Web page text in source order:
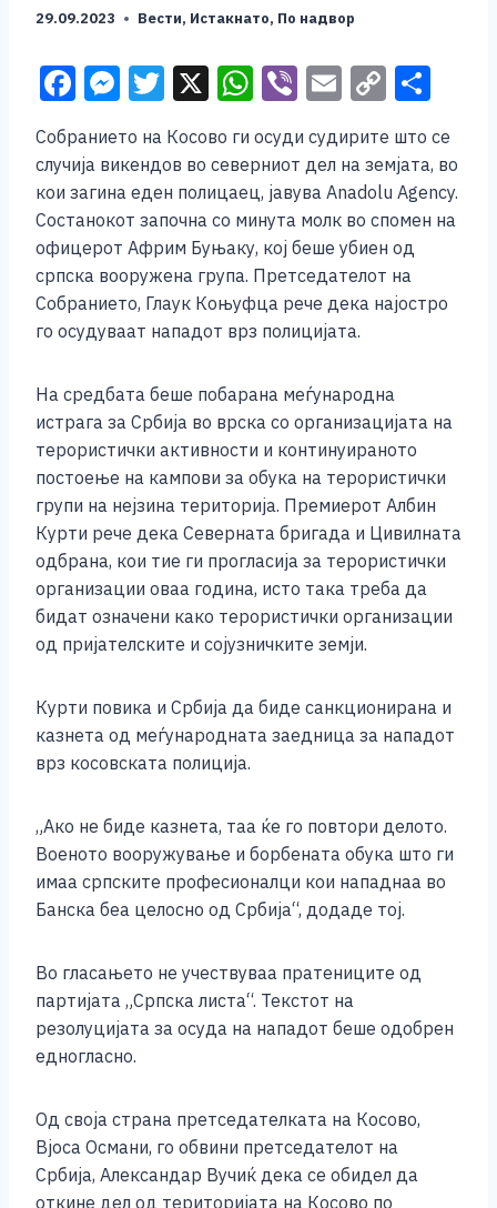
29.09.2023 Вести, Истакнато, По надвор
F
c
e
b
o
o
k
M
ss
e
n
g
er
T
wi
tt
er
X W
at
s
A
p
p
Vi
er
E
ai
l
C
p
y
Li
n
k
ar
e
Собранието на Косово ги осуди судирите што се
случија викендов во северниот дел на земјата, во
кои загина еден полицаец, јавува Anadolu Agency.
Состанокот започна со минута молк во спомен на
офицерот Африм Буњаку, кој беше убиен од
српска вооружена група. Претседателот на
Собранието, Глаук Коњуфца рече дека најостро
го осудуваат нападот врз полицијата.
На средбата беше побарана меѓународна
истрага за Србија во врска со организацијата на
терористички активности и континуираното
постоење на кампови за обука на терористички
групи на нејзина територија. Премиерот Албин
Курти рече дека Северната бригада и Цивилната
одбрана, кои тие ги прогласија за терористички
организации оваа година, исто така треба да
бидат означени како терористички организации
од пријателските и сојузничките земји.
Курти повика и Србија да биде санкционирана и
казнета од меѓународната заедница за нападот
врз косовската полиција.
„Ако не биде казнета, таа ќе го повтори делото.
Военото вооружување и борбената обука што ги
имаа српските професионалци кои нападнаа во
Банска беа целосно од Србија“, додаде тој.
Во гласањето не учествуваа пратениците од
партијата „Српска листа“. Текстот на
резолуцијата за осуда на нападот беше одобрен
едногласно.
Од своја страна претседателката на Косово,
Вјоса Османи, го обвини претседателот на
Србија, Александар Вучиќ дека се обидел да
откине дел од територијата на Косово по